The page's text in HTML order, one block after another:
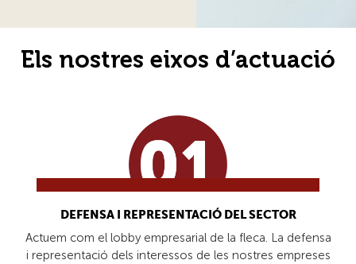
Els nostres eixos d’actuació
DEFENSA I REPRESENTACIÓ DEL SECTOR
Actuem com el lobby empresarial de la fleca. La defensa
i representació dels interessos de les nostres empreses